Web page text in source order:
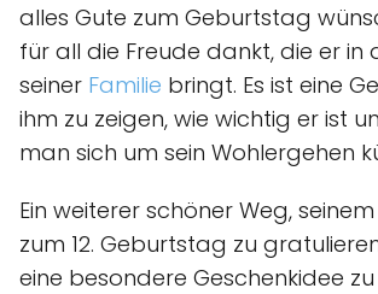
alles Gute zum Geburtstag
für all die Freude dankt, die er in
seiner Familie bringt. Es ist eine
ihm zu zeigen, wie wichtig er ist
man sich um sein Wohlergehen
Ein weiterer schöner Weg, seinem
zum 12. Geburtstag zu
eine besondere Geschenkidee